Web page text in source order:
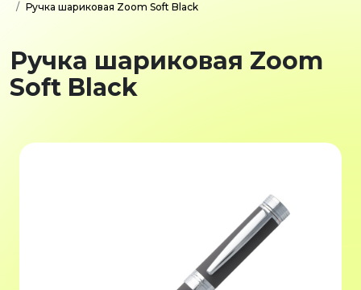
Ручка шариковая Zoom Soft Black
Ручка шариковая Zoom
Soft Black